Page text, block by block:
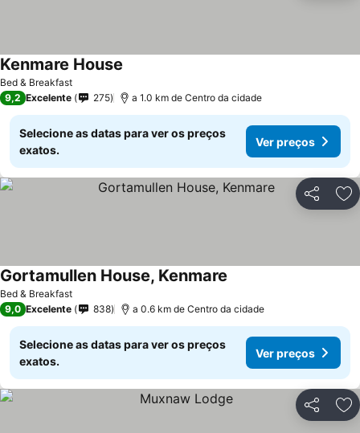
Bed & Breakfast
Kenmare House
9,2 Excelente 275 a 1.0 km de Centro da cidade
Selecione as datas para ver os preços
exatos.
Ver preços
Partilhar
Bed & Breakfast
Gortamullen House, Kenmare
9,0 Excelente 838 a 0.6 km de Centro da cidade
Selecione as datas para ver os preços
exatos.
Ver preços
Partilhar